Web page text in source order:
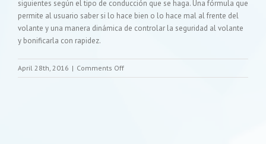
siguientes según el tipo de conducción que se haga. Una fórmula que
permite al usuario saber si lo hace bien o lo hace mal al frente del
volante y una manera dinámica de controlar la seguridad al volante
y bonificarla con rapidez.
April 28th, 2016 | Comments Offon
¿Qué